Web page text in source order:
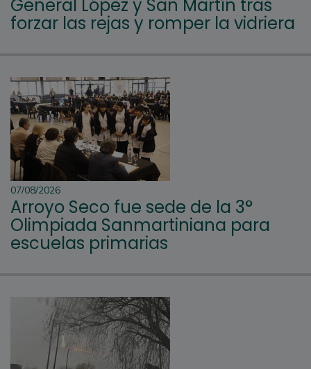
General López y San Martín tras
forzar las rejas y romper la vidriera
07/08/2026
Arroyo Seco fue sede de la 3°
Olimpiada Sanmartiniana para
escuelas primarias